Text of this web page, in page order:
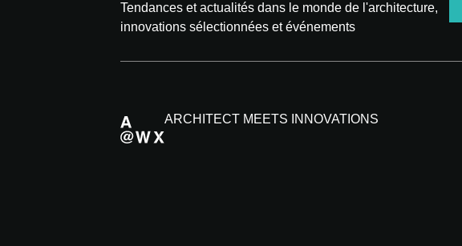
Tendances et actualités dans le monde de l'architecture,
innovations sélectionnées et événements
ARCHITECT MEETS INNOVATIONS